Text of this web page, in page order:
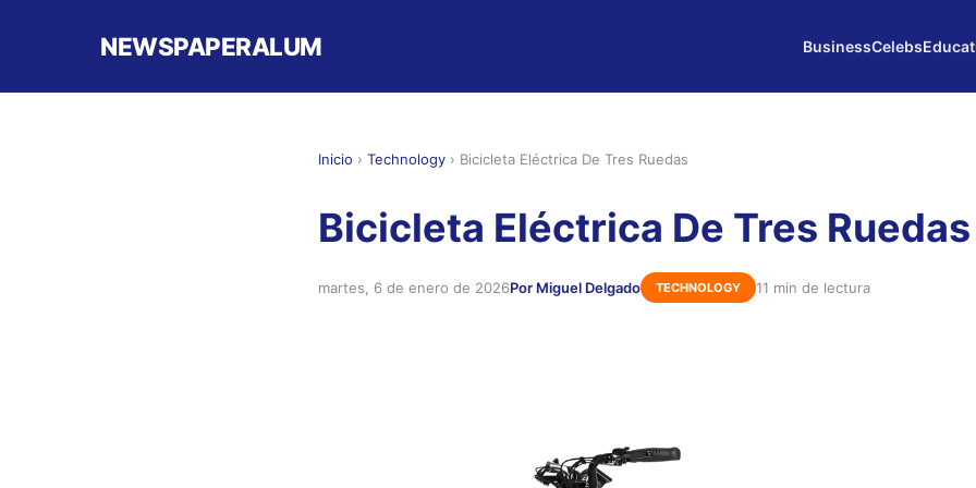
NEWSPAPERALUM BusinessCelebs
Inicio › Technology › Bicicleta Eléctrica De Tres Ruedas
Bicicleta Eléctrica De Tres Ruedas
martes, 6 de enero de 2026Por Miguel Delgado TECHNOLOGY 11 min de lectura